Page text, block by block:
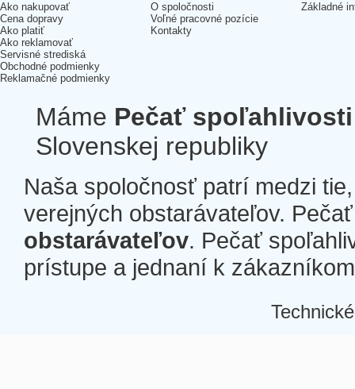
Ako nakupovať
Cena dopravy
Ako platiť
Ako reklamovať
Servisné strediská
Obchodné podmienky
Reklamačné podmienky
O spoločnosti
Voľné pracovné pozície
Kontakty
Základné
Máme Pečať spoľahlivosti
Slovenskej republiky
Naša spoločnosť patrí medzi
verejných obstarávateľov.
obstarávateľov. Pečať
prístupe a jednaní k